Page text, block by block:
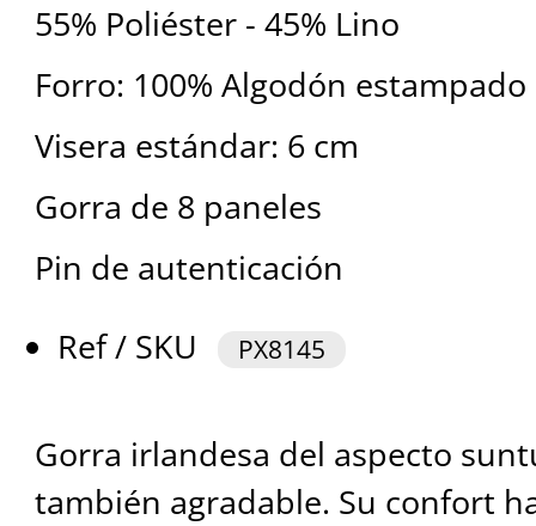
55% Poliéster - 45% Lino
Forro: 100% Algodón estampado
Visera estándar: 6 cm
Gorra de 8 paneles
Pin de autenticación
Ref / SKU
PX8145
Gorra irlandesa del aspecto
también agradable. Su confort